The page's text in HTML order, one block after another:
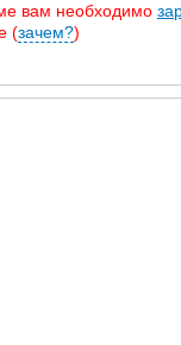
вам необходимо
(зачем?)